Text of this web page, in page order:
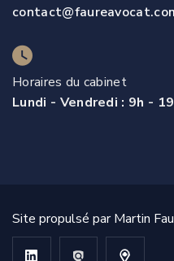
Horaires du cabinet
Lundi - Vendredi : 9h -
Site propulsé par Martin